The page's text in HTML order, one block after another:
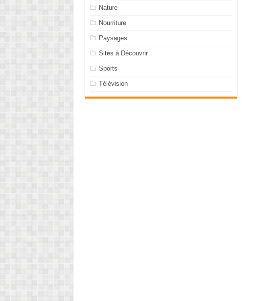
Nature
Nourriture
Paysages
Sites à Découvrir
Sports
Télévision